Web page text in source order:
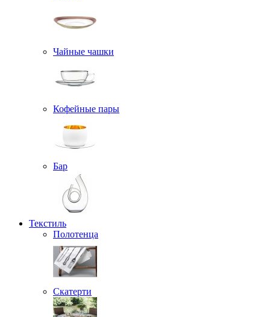
Чайные чашки
Кофейные пары
Бар
Текстиль
Полотенца
Скатерти